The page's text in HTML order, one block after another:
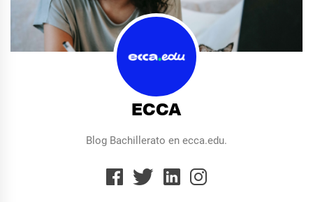
ECCA
Blog Bachillerato en ecca.edu.